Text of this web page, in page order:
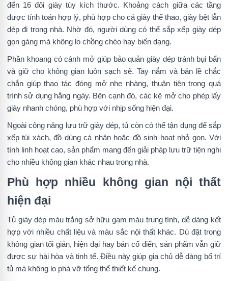
đến 16 đôi giày tùy kích thước. Khoảng cách giữa các tầng
được tính toán hợp lý, phù hợp cho cả giày thể thao, giày bệt lẫn
dép đi trong nhà. Nhờ đó, người dùng có thể sắp xếp giày dép
gọn gàng mà không lo chồng chéo hay biến dạng.
Phần khoang có cánh mở giúp bảo quản giày dép tránh bụi bẩn
và giữ cho không gian luôn sạch sẽ. Tay nắm và bản lề chắc
chắn giúp thao tác đóng mở nhẹ nhàng, thuận tiện trong quá
trình sử dụng hằng ngày. Bên cạnh đó, các kệ mở cho phép lấy
giày nhanh chóng, phù hợp với nhịp sống hiện đại.
Ngoài công năng lưu trữ giày dép, tủ còn có thể tận dụng để sắp
xếp túi xách, đồ dùng cá nhân hoặc đồ sinh hoạt nhỏ gọn. Với
tính linh hoạt cao, sản phẩm mang đến giải pháp lưu trữ tiện nghi
cho nhiều không gian khác nhau trong nhà.
Phù hợp nhiều không gian nội thất
hiện đại
Tủ giày dép màu trắng sở hữu gam màu trung tính, dễ dàng kết
hợp với nhiều chất liệu và màu sắc nội thất khác. Dù đặt trong
không gian tối giản, hiện đại hay bán cổ điển, sản phẩm vẫn giữ
được sự hài hòa và tinh tế. Điều này giúp gia chủ dễ dàng bố trí
tủ mà không lo phá vỡ tổng thể thiết kế chung.